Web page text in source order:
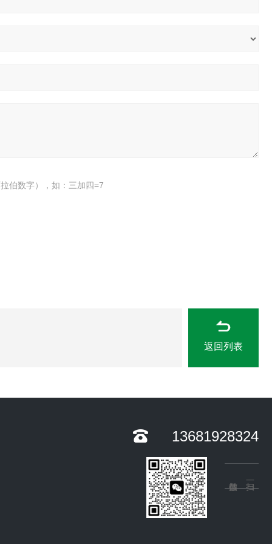
伯数字），如：三加四=7
返回列表
13681928324